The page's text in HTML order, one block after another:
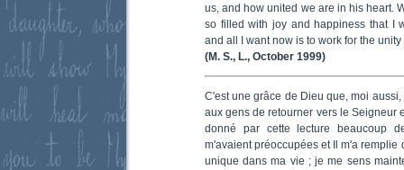
us, and how united we are in his heart.
so filled with joy and happiness that I
and all I want now is to work for the
(M. S., L., October 1999)
C'est une grâce de Dieu que, moi
aux gens de retourner vers le Seigneur
donné par cette lecture beaucoup
m'avaient préoccupées et Il m'a remplie
unique dans ma vie ; je me sens